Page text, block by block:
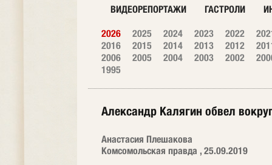
ВИДЕОРЕПОРТАЖИ ГАСТРОЛИ
2026 2025 2024 2023 2022
2016
2015 2014 2013 2012
2006
2005 2004 2003 2002
1995
Александр Калягин обвел
Анастасия Плешакова
Комсомольская правда , 25.09.2019